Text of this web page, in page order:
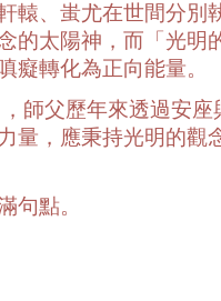
、蚩尤在世間分別
的太陽神，而「光明
癡轉化為正向能量。
師父歷年來透過安座
量，應秉持光明的觀
句點。